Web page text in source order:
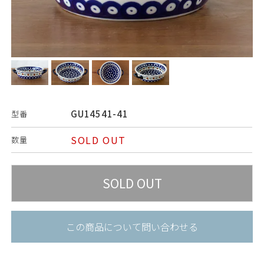
型番 GU14541-41
数量 SOLD OUT
この商品について問い合わせる